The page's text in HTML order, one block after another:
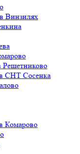
Винзилях
Решетниково
СНТ Сосенка
Комарово